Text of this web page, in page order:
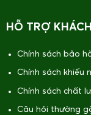
HỖ TRỢ
Chính sách bảo
Chính sách khiếu
Chính sách chất
Câu hỏi thường